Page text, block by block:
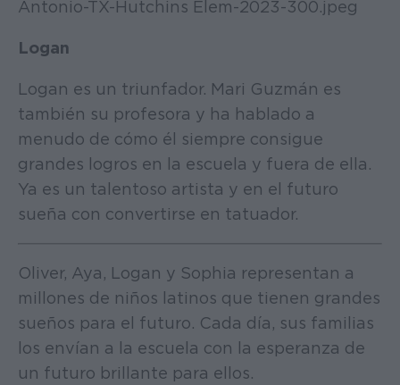
Logan
Logan es un triunfador. Mari Guzmán es
también su profesora y ha hablado a
menudo de cómo él siempre consigue
grandes logros en la escuela y fuera de ella.
Ya es un talentoso artista y en el futuro
sueña con convertirse en tatuador.
Oliver, Aya, Logan y Sophia representan a
millones de niños latinos que tienen grandes
sueños para el futuro. Cada día, sus familias
los envían a la escuela con la esperanza de
un futuro brillante para ellos.